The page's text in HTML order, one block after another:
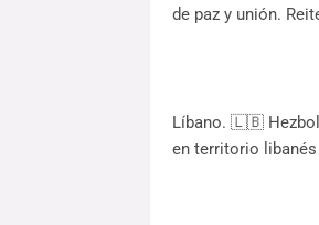
de paz y unión.
Líbano. 🇱🇧
en territorio